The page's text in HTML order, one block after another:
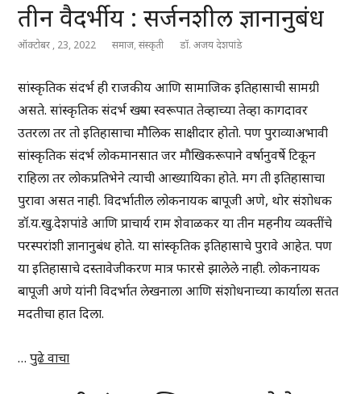
तीन वैदर्भीय : सर्जनशील ज्ञानानुबंध
ऑक्टोबर , 23, 2022 समाज,संस्कृती डॉ. अजय देशपांडे
सांस्कृतिक संदर्भ ही राजकीय आणि सामाजिक इतिहासाची सामग्री
असते. सांस्कृतिक संदर्भ खऱ्या स्वरूपात तेव्हाच्या तेव्हा कागदावर
उतरला तर तो इतिहासाचा मौलिक साक्षीदार होतो. पण पुराव्याअभावी
सांस्कृतिक संदर्भ लोकमानसात जर मौखिकरूपाने वर्षानुवर्षे टिकून
राहिला तर लोकप्रतिभेने त्याची आख्यायिका होते. मग ती इतिहासाचा
पुरावा असत नाही. विदर्भातील लोकनायक बापूजी अणे, थोर संशोधक
डॉ.य.खु.देशपांडे आणि प्राचार्य राम शेवाळकर या तीन महनीय व्यक्तींचे
परस्परांशी ज्ञानानुबंध होते. या सांस्कृतिक इतिहासाचे पुरावे आहेत. पण
या इतिहासाचे दस्तावेजीकरण मात्र फारसे झालेले नाही. लोकनायक
बापूजी अणे यांनी विदर्भात लेखनाला आणि संशोधनाच्या कार्याला सतत
मदतीचा हात दिला.
…पुढे वाचा